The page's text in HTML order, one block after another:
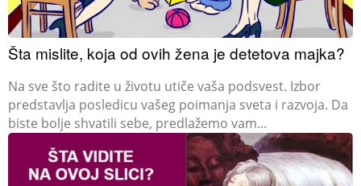
Šta mislite, koja od ovih žena je detetova majka?
Na sve što radite u životu utiče vaša podsvest. Izbor
predstavlja posledicu vašeg poimanja sveta i razvoja. Da
biste bolje shvatili sebe, predlažemo vam...